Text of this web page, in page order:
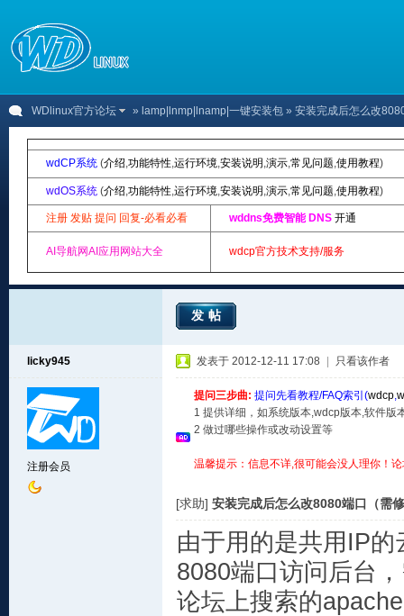
WDlinux官方论坛 » lamp|lnmp|lnamp|一键安装包 » 安装完成后怎么改
wdCP系统 (介绍,功能特性,运行环境,安装说明 ,演示,常见问题,使用教程)
wdOS系统 (介绍,功能特性,运行环境,安装说明 ,演示,常见问题,使用教程)
注册 发贴 提问 回复-必看必看 wddns免费智能 DNS 开通
AI导航网AI应用网站大全 wdcp官方技术支持/服务
发帖
licky945
注册会员
发表于 2012-12-11 17:08 只看该作者
提问三步曲: 提问先看教程/FAQ索引(wdcp,
1 提供详细，如系统版本,wdcp版本,软件版
2 做过哪些操作或改动设置等
温馨提示：信息不详,很可能会没人理你！
[求助] 安装完成后怎么改8080端口（需
由于用的是共用IP
8080端口访问后台
论坛上搜索的